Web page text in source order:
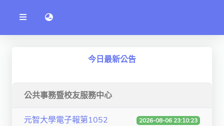
公
告
系
資訊學院
語言切換 language switch
今日最新公告
公共事務暨校友服務中心
元智大學電子報第1052
2026-08-06 23:10:23